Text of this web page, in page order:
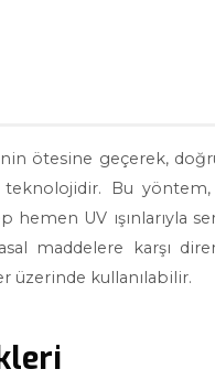
ötesine geçerek,
Bu
UV ışınlarıyla
maddelere karşı
üzerinde kullanılabilir.